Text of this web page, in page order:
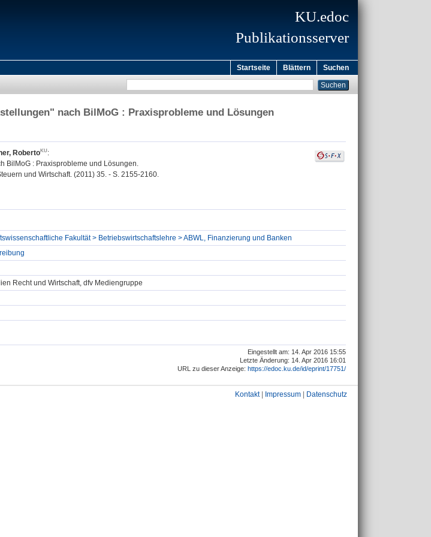
KU.edoc
Publikationsserver
Startseite Blättern Suchen
nach BilMoG : Praxisprobleme und Lösungen
Roberto
:
BilMoG : Praxisprobleme und Lösungen.
und Wirtschaft. (2011) 35. - S. 2155-2160.
Fakultät > Betriebswirtschaftslehre > ABWL, Finanzierung und Banken
Recht und Wirtschaft, dfv Mediengruppe
Eingestellt am: 14. Apr 2016 15:55
Letzte Änderung: 14. Apr 2016 16:01
URL zu dieser Anzeige: https://edoc.ku.de/id/eprint/17751/
Kontakt| Impressum Datenschutz